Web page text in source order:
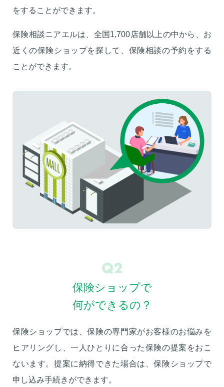
をすることができます。
保険相談ニアエルは、全国 1,700店舗以上の中から、お
近くの保険ショップを探して、保険相談の予約をする
ことができます。
保険ショップで
何ができるの？
保険ショップでは、保険の専門家がお客様のお悩みを
ヒアリングし、一人ひとりに合った保険の提案をおこ
ないます。提案に納得できた場合は、保険ショップで
申し込み手続きができます。